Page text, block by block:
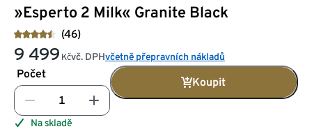
»Esperto 2 Milk« Granite Black
(46)
9 499 Kčvč. DPHvčetně přepravních nákladů
Počet
Koupit
Na skladě